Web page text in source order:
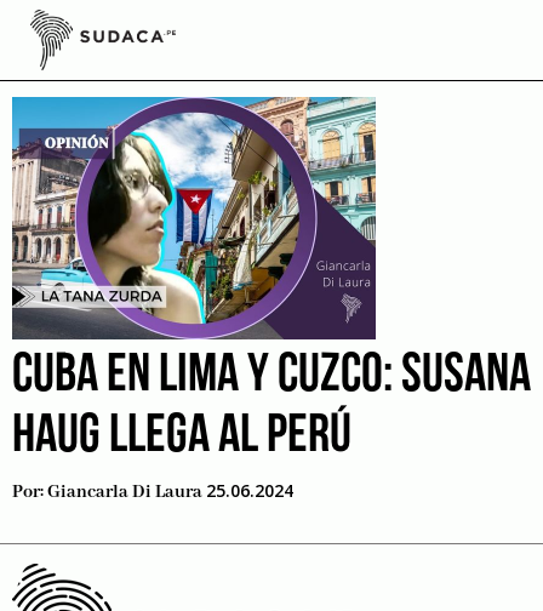
Skip
contentnovedades literarias
CUBA EN LIMA Y CUZCO: SUSANA
HAUG LLEGA AL PERÚ
Por:Giancarla Di Laura 25.06.2024